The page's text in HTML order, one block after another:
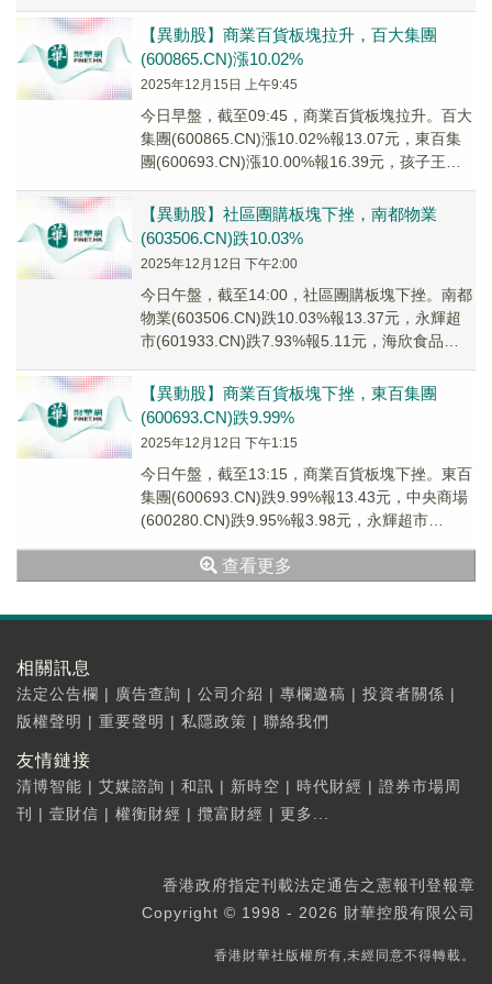
【異動股】商業百貨板塊拉升，百大集團
(600865.CN)漲10.02%
2025年12月15日 上午9:45
今日早盤，截至09:45，商業百貨板塊拉升。百大
集團(600865.CN)漲10.02%報13.07元，東百集
團(600693.CN)漲10.00%報16.39元，孩子王
【異動股】社區團購板塊下挫，南都物業
(603506.CN)跌10.03%
2025年12月12日 下午2:00
今日午盤，截至14:00，社區團購板塊下挫。南都
物業(603506.CN)跌10.03%報13.37元，永輝超
市(601933.CN)跌7.93%報5.11元，海欣食品
【異動股】商業百貨板塊下挫，東百集團
(600693.CN)跌9.99%
2025年12月12日 下午1:15
今日午盤，截至13:15，商業百貨板塊下挫。東百
集團(600693.CN)跌9.99%報13.43元，中央商場
(600280.CN)跌9.95%報3.98元，永輝超市
查看更多
相關訊息
法定公告欄 | 廣告查詢 | 公司介紹 | 專欄邀稿 | 投資者關係 |
版權聲明 | 重要聲明 | 私隱政策 | 聯絡我們
友情鏈接
清博智能 | 艾媒諮詢 | 和訊 | 新時空 | 時代財經 | 證券市場周
刊
| 壹財信 | 權衡財經 | 攬富財經 | 更多...
香港政府指定刊載法定通告之憲報刊登報章
Copyright © 1998 - 2026 財華控股有限公司
香港財華社版權所有,未經同意不得轉載。